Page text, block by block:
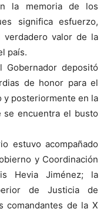
la memoria de los
significa esfuerzo,
verdadero valor de la
país.
depositó
de honor para el
y posteriormente en la
se encuentra el busto
estuvo acompañado
y Coordinación
Hevia Jiménez; la
de Justicia de
comandantes de la X